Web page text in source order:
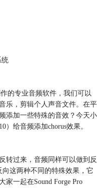
成后会关闭软件，将新文件默
件。
如果有错误产生，会在该文件
成转换后也会出现一个TXT文
统
的专业音频软件，我们可以
乐，剪辑个人声音文件。在平
添加一些特殊的音效？今天小
）给音频添加chorus效果。
转过来，音频同样可以做到反
向这两种不同的特殊效果，它
家一起在Sound Forge Pro